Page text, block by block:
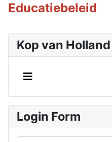
Kop van Holland
Login Form
Educatiebeleid